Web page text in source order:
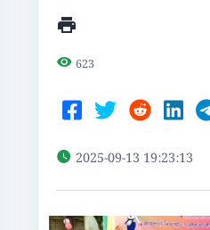
623
2025-09-13 19:23:13